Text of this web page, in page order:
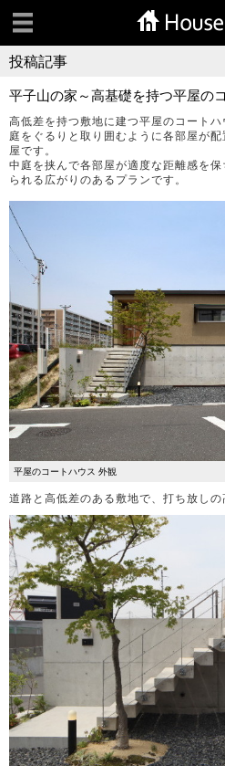
投稿記事
平子山の家～高基礎を持つ平屋の
高低差を持つ敷地に建つ平屋のコート
庭をぐるりと取り囲むように各部屋が
屋です。
中庭を挟んで各部屋が適度な距離感を
られる広がりのあるプランです。
平屋のコートハウス 外観
道路と高低差のある敷地で、打ち放しの